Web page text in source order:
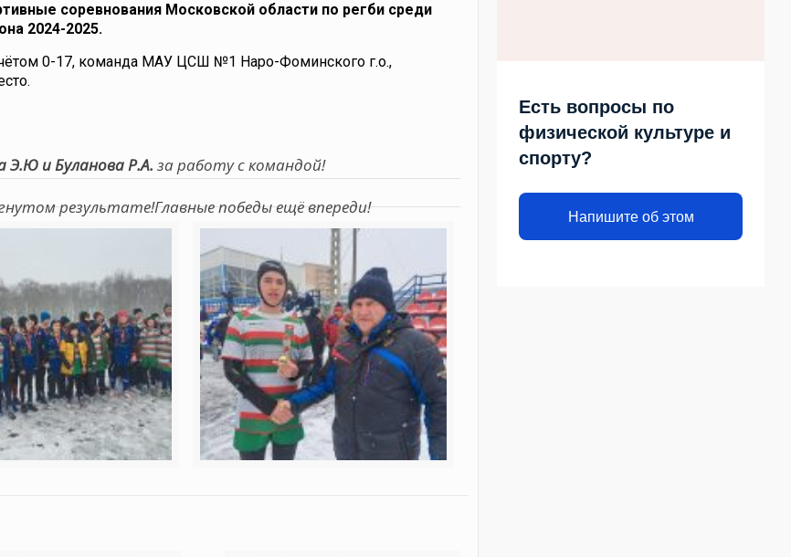
соревнования Московской области по регби среди
2024-2025.
0-17, команда МАУ ЦСШ №1 Наро-Фоминского г.о.,
Э.Ю и Буланова Р.А. за работу с командой!
результате!Главные победы ещё впереди!
Есть вопросы по
физической культуре и
спорту?
Напишите об этом